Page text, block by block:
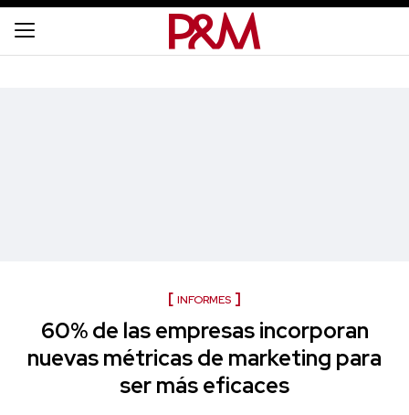
INFORMES
60% de las empresas incorporan
nuevas métricas de marketing para
ser más eficaces